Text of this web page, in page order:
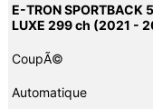
E-TRON SPORTBACK
LUXE 299 ch (2021 -
CoupÃ©
Automatique